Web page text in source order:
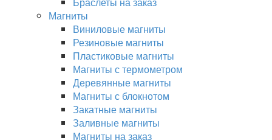
Магниты
Виниловые магниты
Резиновые магниты
Пластиковые магниты
Магниты с термометром
Деревянные магниты
Магниты с блокнотом
Закатные магниты
Заливные магниты
Магниты на заказ